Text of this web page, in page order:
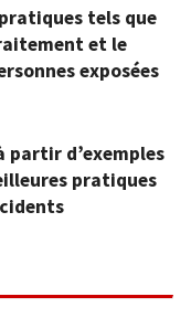
tels que
et le
exposées
d’exemples
pratiques